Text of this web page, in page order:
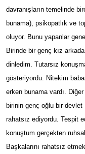
davranışların temelinde
bunama), psikopatlık ve
oluyor. Bunu yapanlar
Birinde bir genç kız
dinledim. Tutarsız
gösteriyordu. Nitekim
erken bunama vardı.
birinin genç oğlu bir devlet
rahatsız ediyordu. Tespit
konuştum gerçekten
Başkalarını rahatsız